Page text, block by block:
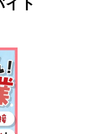
イト